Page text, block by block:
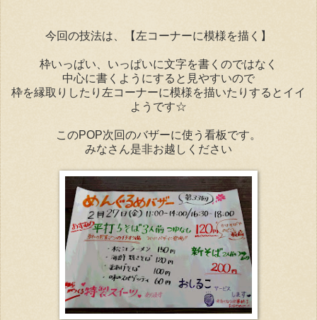
今回の技法は、【左コーナーに模様を描く】
枠いっぱい、いっぱいに文字を書くのではなく
中心に書くようにすると見やすいので
枠を縁取りしたり左コーナーに模様を描いたりするとイイ
ようです☆
このPOP次回のバザーに使う看板です。
みなさん是非お越しください